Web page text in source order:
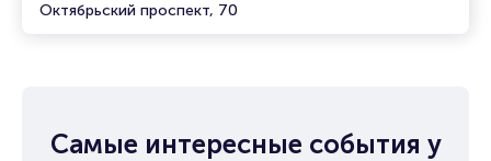
Октябрьский проспект, 70
Самые интересные события у